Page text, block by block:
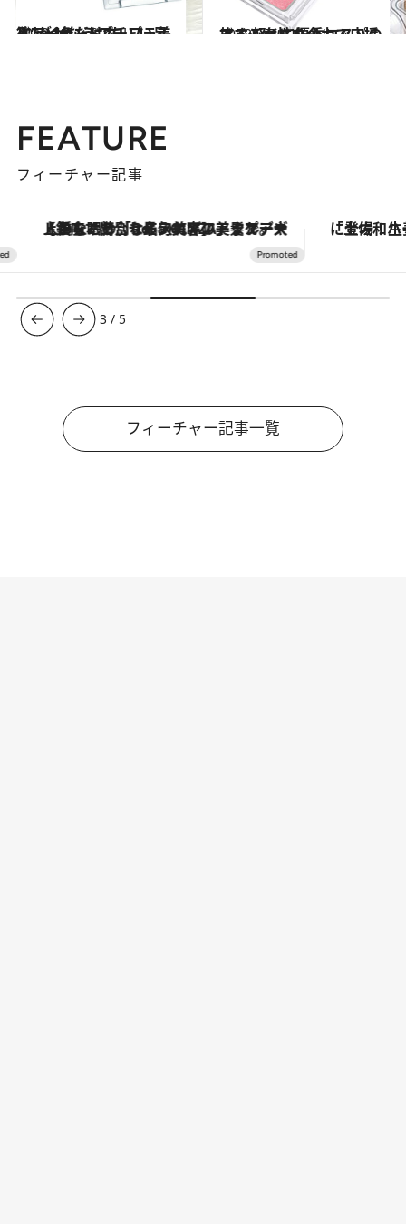
2018.4.6
欲しい色だけ“ちょい足し”がかなう プチプラ美人アイシャドウ
ビューティ＆ヘルス 2018.5.9
旅する女性を全力で応援する 軽くて優秀コスパのアイシャドウ
ビューティ＆ヘルス
FEATURE
フィーチャー記事
【銀座で出合う最旬美容】美髪ケアや上質な眠り…セルフケアのアップデートから、特別な名入れギフトまで。大人のための「ReFa GINZA」クルーズ
3 / 5
フィーチャー記事一覧